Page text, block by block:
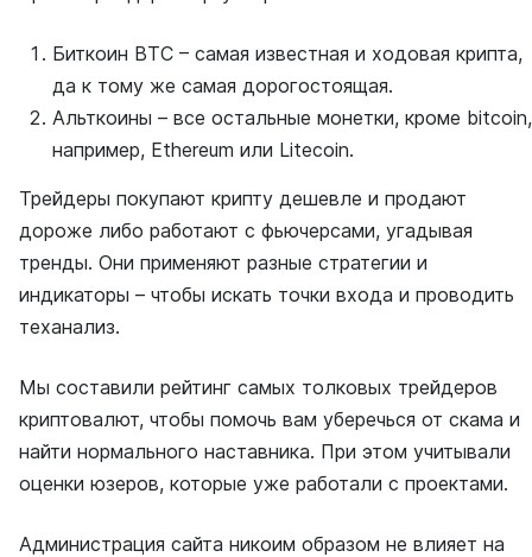
Биткоин BTC – самая известная и ходовая крипта,
да к тому же самая дорогостоящая.
Альткоины – все остальные монетки, кроме bitcoin,
например, Ethereum или Litecoin.
Трейдеры покупают крипту дешевле и продают
дороже либо работают с фьючерсами, угадывая
тренды. Они применяют разные стратегии и
индикаторы – чтобы искать точки входа и проводить
теханализ.
Мы составили рейтинг самых толковых трейдеров
криптовалют, чтобы помочь вам уберечься от скама и
найти нормального наставника. При этом учитывали
оценки юзеров, которые уже работали с проектами.
Администрация сайта никоим образом не влияет на